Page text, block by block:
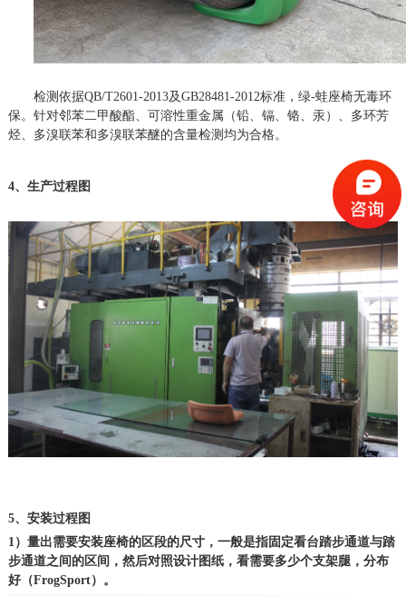
检测依据QB/T2601-2013及GB28481-2012标准，绿-蛙座椅无毒环
保。针对邻苯二甲酸酯、可溶性重金属（铅、镉、铬、汞）、多环芳
烃、多溴联苯和多溴联苯醚的含量检测均为合格。
4、生产过程图
5、安装过程图
1）量出需要安装座椅的区段的尺寸，一般是指固定看台踏步通道与踏
步通道之间的区间，然后对照设计图纸，看需要多少个支架腿，分布
好（FrogSport）。